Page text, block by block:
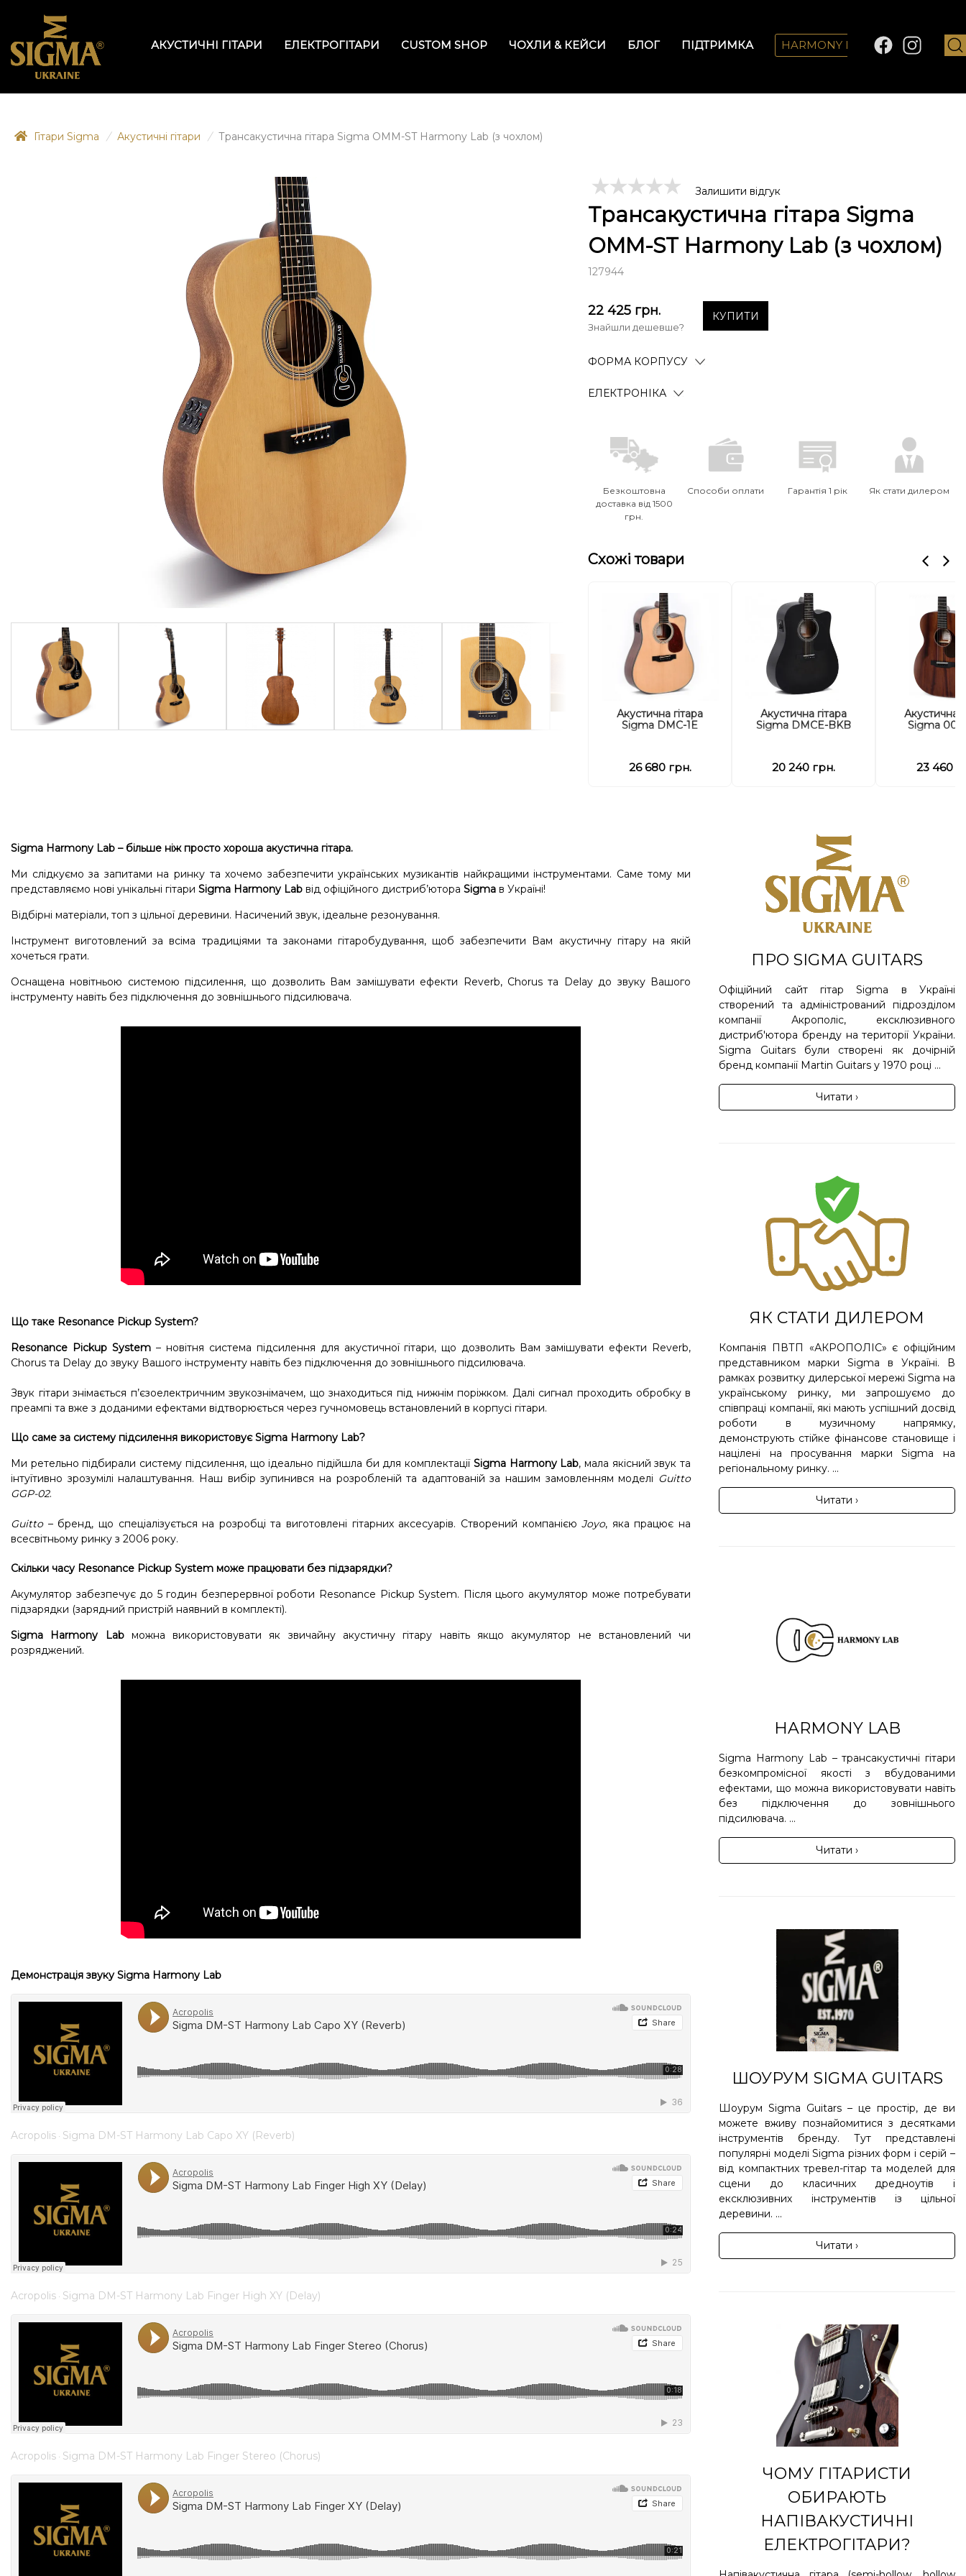
АКУСТИЧНІ ГІТАРИ ЕЛЕКТРОГІТАРИ CUSTOM SHOP ЧОХЛИ & КЕЙСИ БЛОГ ПІДТРИМКА HARMONY LAB
Гітари Sigma / Акустичні гітари / Трансакустична гітара Sigma OMM-ST Harmony Lab (з чохлом)
Залишити відгук
Трансакустична гітара Sigma
OMM-ST Harmony Lab (з чохлом)
127944
22 425 грн.
Знайшли дешевше?
КУПИТИ
ФОРМА КОРПУСУ
ЕЛЕКТРОНІКА
Безкоштовна
доставка від 1500
грн.
Способи оплати Гарантія 1 рік Як стати дилером
Схожі товари
Акустична гітара
Sigma DMC-1E
26 680 грн.
Акустична гітара
Sigma DMCE-BKB
20 240 грн.
Акустична
Sigma
23 460
Sigma Harmony Lab – більше ніж просто хороша акустична гітара.
Ми слідкуємо за запитами на ринку та хочемо забезпечити українських музикантів найкращими інструментами. Саме тому ми
представляємо нові унікальні гітари Sigma Harmony Lab від офіційного дистриб’ютора Sigma в Україні!
Відбірні матеріали, топ з цільної деревини. Насичений звук, ідеальне резонування.
Інструмент виготовлений за всіма традиціями та законами гітаробудування, щоб забезпечити Вам акустичну гітару на якій
хочеться грати.
Оснащена новітньою системою підсилення, що дозволить Вам замішувати ефекти Reverb, Chorus та Delay до звуку Вашого
інструменту навіть без підключення до зовнішнього підсилювача.
Що таке Resonance Pickup System?
Resonance Pickup System – новітня система підсилення для акустичної гітари, що дозволить Вам замішувати ефекти Reverb,
Chorus та Delay до звуку Вашого інструменту навіть без підключення до зовнішнього підсилювача.
Звук гітари знімається п’єзоелектричним звукознімачем, що знаходиться під нижнім поріжком. Далі сигнал проходить обробку в
преампі та вже з доданими ефектами відтворюється через гучномовець встановлений в корпусі гітари.
Що саме за систему підсилення використовуєSigma Harmony Lab?
Ми ретельно підбирали систему підсилення, що ідеально підійшла би для комплектації Sigma Harmony Lab, мала якісний звук та
інтуїтивно зрозумілі налаштування. Наш вибір зупинився на розробленій та адаптованій за нашим замовленням моделі Guitto
GGP-02.
Guitto – бренд, що спеціалізується на розробці та виготовлені гітарних аксесуарів. Створений компанієюJoyo, яка працює на
всесвітньому ринку з 2006 року.
Скільки часу Resonance Pickup System може працювати без підзарядки?
Акумулятор забезпечує до 5 годин безперервної роботи Resonance Pickup System. Після цього акумулятор може потребувати
підзарядки (зарядний пристрій наявний в комплекті).
Sigma Harmony Labможна використовувати як звичайну акустичну гітару навіть якщо акумулятор не встановлений чи
розряджений.
Демонстрація звукуSigma Harmony Lab
Acropolis · Sigma DM-ST Harmony Lab Capo XY (Reverb)
Acropolis · Sigma DM-ST Harmony Lab Finger High XY (Delay)
Acropolis · Sigma DM-ST Harmony Lab Finger Stereo (Chorus)
ПРО SIGMA GUITARS
Офіційний сайт гітар Sigma в Україні
створений та адміністрований підрозділом
компанії Акрополіс, ексклюзивного
дистриб'ютора бренду на території України.
Sigma Guitars були створені як дочірній
бренд компанії Martin Guitars у 1970 році ...
Читати ›
ЯК СТАТИ ДИЛЕРОМ
Компанія ПВТП «АКРОПОЛІС» є офіційним
представником марки Sigma в Україні. В
рамках розвитку дилерської мережі Sigma на
українському ринку, ми запрошуємо до
співпраці компанії, які мають успішний досвід
роботи в музичному напрямку,
демонструють стійке фінансове становище і
націлені на просування марки Sigma на
регіональному ринку. ...
Читати ›
HARMONY LAB
Sigma Harmony Lab – трансакустичні гітари
безкомпромісної якості з вбудованими
ефектами, що можна використовувати навіть
без підключення до зовнішнього
підсилювача. ...
Читати ›
ШОУРУМ SIGMA GUITARS
Шоурум Sigma Guitars – це простір, де ви
можете вживу познайомитися з десятками
інструментів бренду. Тут представлені
популярні моделі Sigma різних форм і серій –
від компактних тревел-гітар та моделей для
сцени до класичних дредноутів і
ексклюзивних інструментів із цільної
деревини. ...
Читати ›
ЧОМУ ГІТАРИСТИ
ОБИРАЮТЬ
НАПІВАКУСТИЧНІ
ЕЛЕКТРОГІТАРИ?